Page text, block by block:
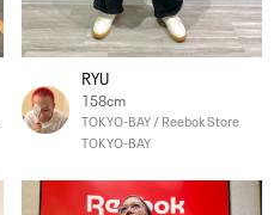
RYU
158cm
TOKYO-BAY / Reebok Store
TOKYO-BAY